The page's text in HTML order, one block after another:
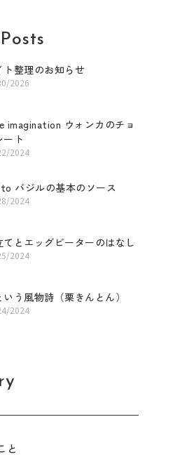
p
e
ト整理のお知らせ
2026
imagination ウォンカのチョ
ート
2024
バジルの基本のソース
2024
てとエッグビーターのはなし
2024
いう風物詩（栗きんとん）
2024
と​